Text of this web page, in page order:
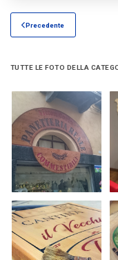
Precedente
TUTTE LE FOTO DELLA